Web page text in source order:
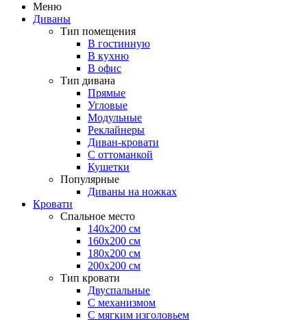
Меню
Диваны
Тип помещения
В гостинную
В кухню
В офис
Тип дивана
Прямые
Угловые
Модульные
Реклайнеры
Диван-кровати
С оттоманкой
Кушетки
Популярные
Диваны на ножках
Кровати
Спальное место
140х200 см
160х200 см
180х200 см
200х200 см
Тип кровати
Двуспальные
С механизмом
С мягким изголовьем